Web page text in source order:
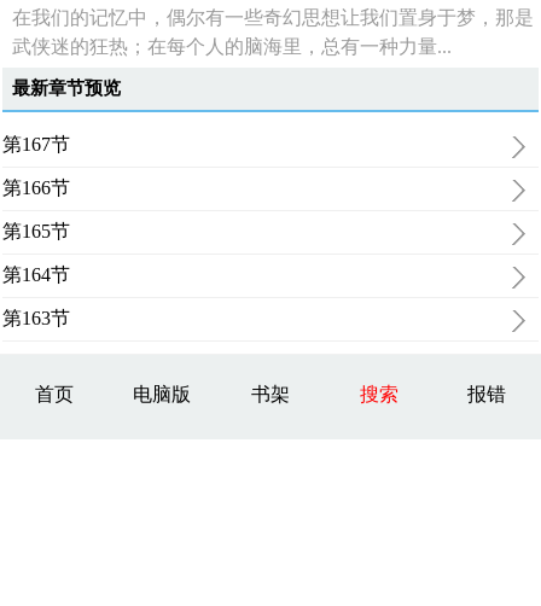
在我们的记忆中，偶尔有一些奇幻思想让我们置身于梦，那是
武侠迷的狂热；在每个人的脑海里，总有一种力量...
最新章节预览
第167节
第166节
第165节
第164节
第163节
首页 电脑版 书架 搜索 报错